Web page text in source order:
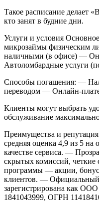
Такое расписание делает
кто занят в будние дни.
Услуги и условия
микрозаймы физическим
наличными (в офисе) —
Автоломбардные услуги
Способы погашения: —
переводом — Онлайн-
Клиенты могут выбрать
обслуживание
Преимущества и репутация
средняя оценка 4,9 из 5 на
качестве сервиса. —
скрытых комиссий, четкие
программы — акции,
клиентов. — Официальный
зарегистрирована как
1841043999, ОГРН